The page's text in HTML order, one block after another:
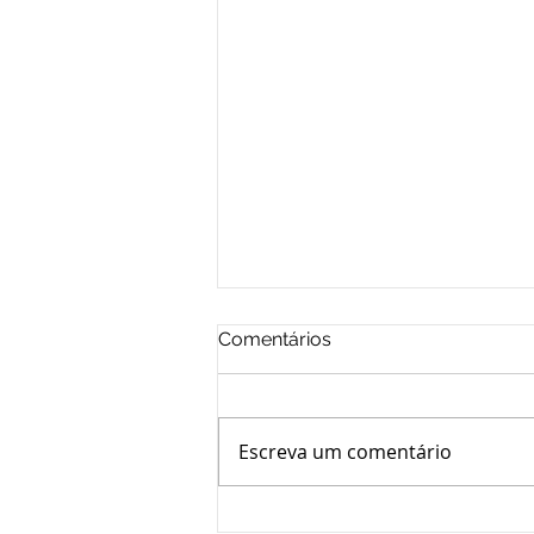
Comentários
Escreva um comentário